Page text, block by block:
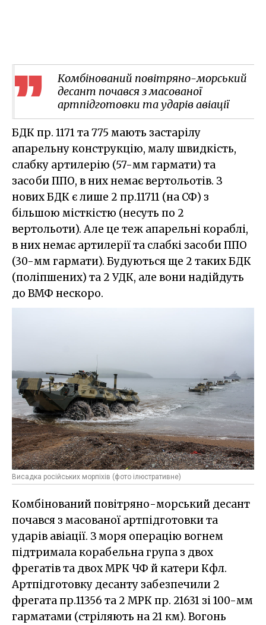
Комбінований повітряно-морський
десант почався з масованої
артпідготовки та ударів авіації
БДК пр. 1171 та 775 мають застарілу
апарельну конструкцію, малу швидкість,
слабку артилерію (57-мм гармати) та
засоби ППО, в них немає вертольотів. З
нових БДК є лише 2 пр.11711 (на СФ) з
більшою місткістю (несуть по 2
вертольоти). Але це теж апарельні кораблі,
в них немає артилерії та слабкі засоби ППО
(30-мм гармати). Будуються ще 2 таких БДК
(поліпшених) та 2 УДК, але вони надійдуть
до ВМФ нескоро.
Висадка російських морпіхів (фото ілюстративне)
Комбінований повітряно-морський десант
почався з масованої артпідготовки та
ударів авіації. З моря операцію вогнем
підтримала корабельна група з двох
фрегатів та двох МРК ЧФ й катери Кфл.
Артпідготовку десанту забезпечили 2
фрегата пр.11356 та 2 МРК пр. 21631 зі 100-мм
гарматами (стріляють на 21 км). Вогонь